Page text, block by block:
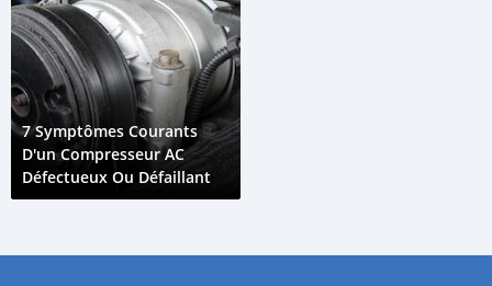
7 Symptômes Courants
D'un Compresseur AC
Défectueux Ou Défaillant